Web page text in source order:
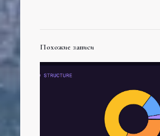
Похожие записи